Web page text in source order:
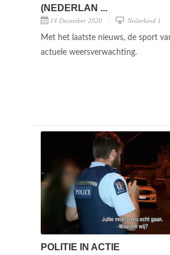
(NEDERLAN ...
14 December 2020 Nederland 1
Met het laatste nieuws, de sport
actuele weersverwachting.
POLITIE IN ACTIE